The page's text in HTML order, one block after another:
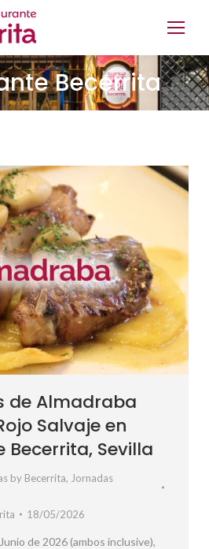
Becerrita
de Almadraba
Salvaje en
Becerrita, Sevilla
by Becerrita, Jornadas
18/05/2026
de 2026 (ambos inclusive),